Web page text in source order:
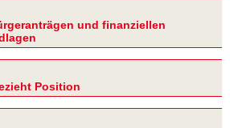
und finanziellen
Position